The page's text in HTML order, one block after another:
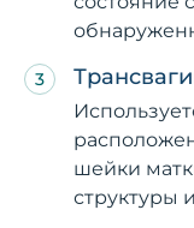
шейки
структуры